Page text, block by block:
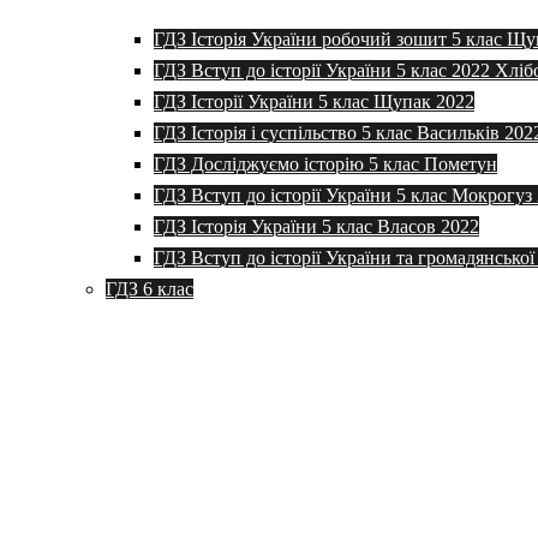
ГДЗ Історія України робочий зошит 5 клас
ГДЗ Вступ до історії України 5 клас 2022
ГДЗ Історії України 5 клас Щупак 2022
ГДЗ Історія і суспільство 5 клас Васильків
ГДЗ Досліджуємо історію 5 клас Пометун
ГДЗ Вступ до історії України 5 клас Мокрогуз
ГДЗ Історія України 5 клас Власов 2022
ГДЗ Вступ до історії України та
ГДЗ 6 клас